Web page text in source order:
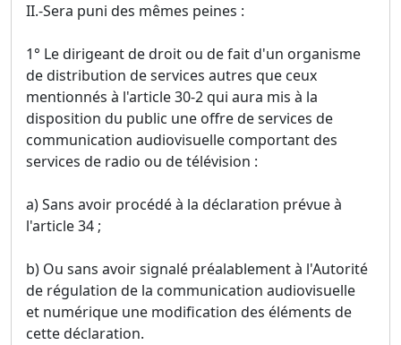
II.-Sera puni des mêmes peines :
1° Le dirigeant de droit ou de fait d'un organisme
de distribution de services autres que ceux
mentionnés à l'article 30-2 qui aura mis à la
disposition du public une offre de services de
communication audiovisuelle comportant des
services de radio ou de télévision :
a) Sans avoir procédé à la déclaration prévue à
l'article 34 ;
b) Ou sans avoir signalé préalablement à l'Autorité
de régulation de la communication audiovisuelle
et numérique une modification des éléments de
cette déclaration.